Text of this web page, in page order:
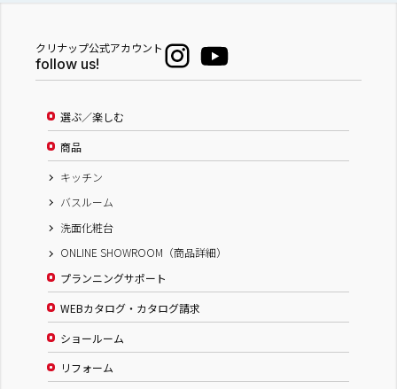
クリナップ公式アカウント
follow us!
選ぶ／楽しむ
商品
キッチン
バスルーム
洗面化粧台
ONLINE SHOWROOM（商品詳細）
プランニングサポート
WEBカタログ・カタログ請求
ショールーム
リフォーム